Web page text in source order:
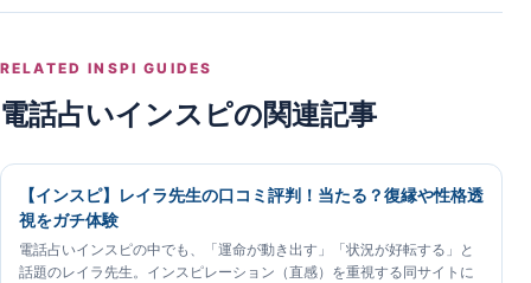
RELATED INSPI GUIDES
電話占いインスピの関連記事
【インスピ】レイラ先生の口コミ評判！当たる？復縁や性格透
視をガチ体験
電話占いインスピの中でも、「運命が動き出す」「状況が好転する」と
話題のレイラ先生。インスピレーション（直感）を重視する同サイトに